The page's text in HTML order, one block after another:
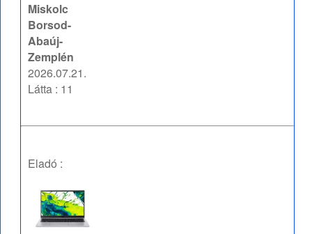
Miskolc
Borsod-
Abaúj-
Zemplén
2026.07.21.
Látta : 11
Eladó :